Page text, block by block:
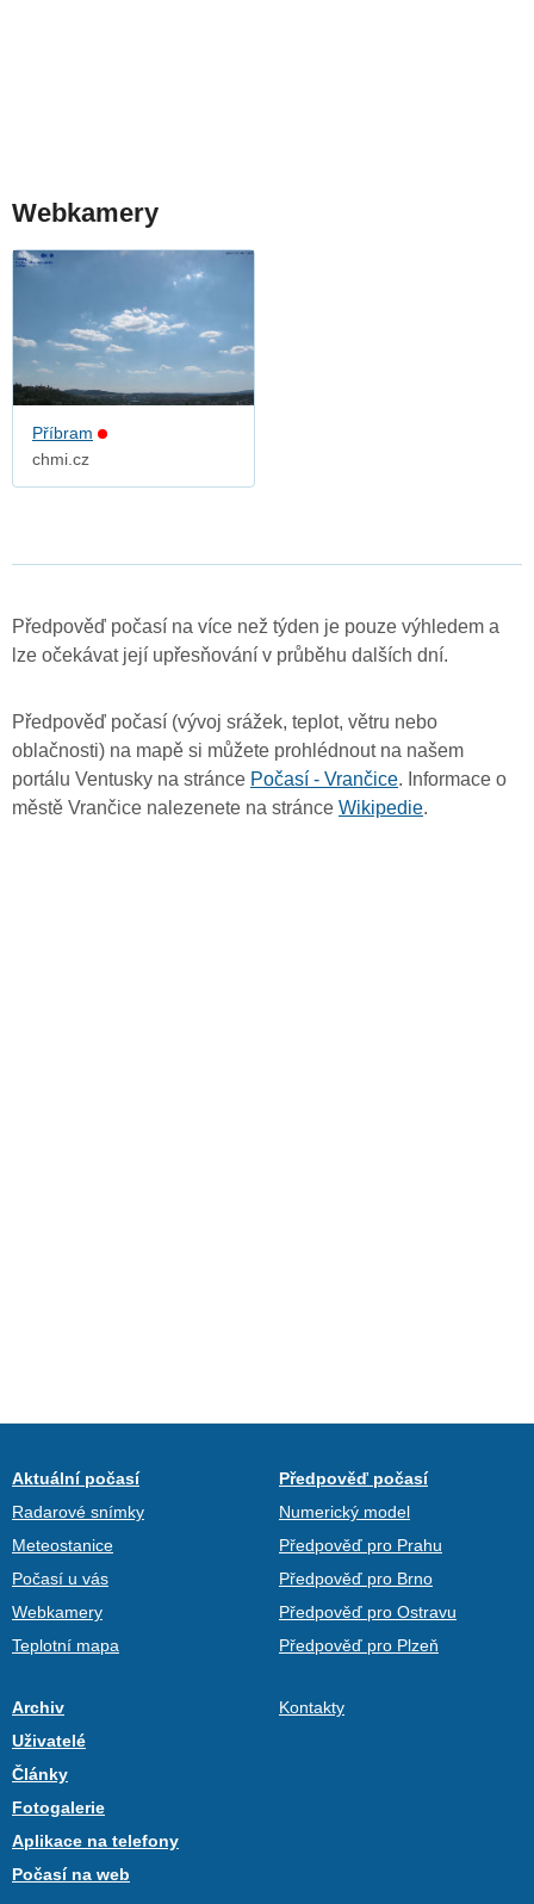
Webkamery
Příbram
chmi.cz
Předpověď počasí na více než týden je pouze výhledem a
lze očekávat její upřesňování v průběhu dalších dní.
Předpověď počasí (vývoj srážek, teplot, větru nebo
oblačnosti) na mapě si můžete prohlédnout na našem
portálu Ventusky na stránce Počasí - Vrančice. Informace o
městě Vrančice nalezenete na stránce Wikipedie.
Aktuální počasí
Radarové snímky
Meteostanice
Počasí u vás
Webkamery
Teplotní mapa
Předpověď počasí
Numerický model
Předpověď pro Prahu
Předpověď pro Brno
Předpověď pro Ostravu
Předpověď pro Plzeň
Archiv
Uživatelé
Články
Fotogalerie
Aplikace na telefony
Počasí na web
Kontakty